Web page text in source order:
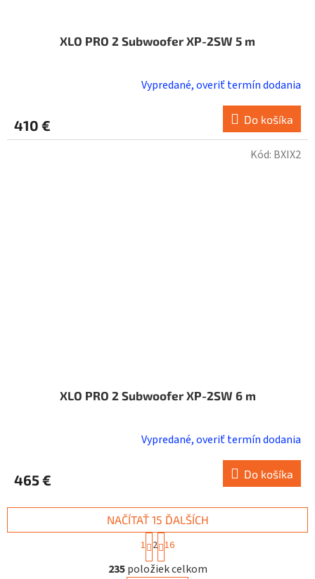
XLO PRO 2 Subwoofer XP-2SW 5 m
Vypredané, overiť termín dodania
410 € Do košíka
XLO PRO 2 Subwoofer XP-2SW 6 m
Vypredané, overiť termín dodania
465 € Do košíka
Kód: BXIX2
O
v
NAČÍTAŤ 15 ĎALŠÍCH
t
r
á
1 2 16
235položiek celkom